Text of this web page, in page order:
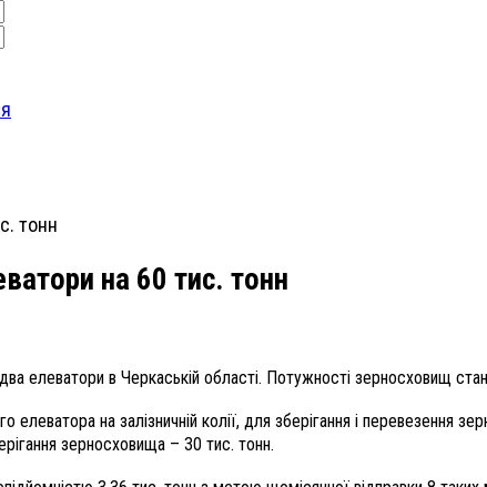
на 60 тис. тонн
елеватори в Черкаській області. Потужності зерносховищ
елеватора на залізничній колії, для зберігання і
зерносховища – 30 тис. тонн.